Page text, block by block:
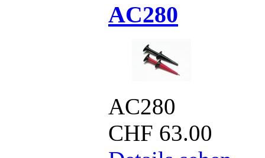
AC280
AC280
CHF 63.00